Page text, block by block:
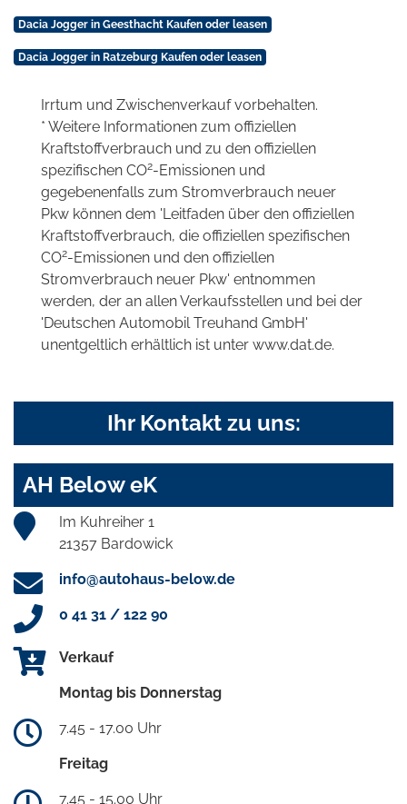
Dacia Jogger in Geesthacht Kaufen oder leasen
Dacia Jogger in Ratzeburg Kaufen oder leasen
Irrtum und Zwischenverkauf vorbehalten.
* Weitere Informationen zum offiziellen
Kraftstoffverbrauch und zu den offiziellen
spezifischen CO2-Emissionen und
gegebenenfalls zum Stromverbrauch neuer
Pkw können dem 'Leitfaden über den offiziellen
Kraftstoffverbrauch, die offiziellen spezifischen
CO2-Emissionen und den offiziellen
Stromverbrauch neuer Pkw' entnommen
werden, der an allen Verkaufsstellen und bei der
'Deutschen Automobil Treuhand GmbH'
unentgeltlich erhältlich ist unter www.dat.de.
Ihr Kontakt zu uns:
AH Below eK
Im Kuhreiher 1
21357 Bardowick
info@autohaus-below.de
0 41 31 / 122 90
Verkauf
Montag bis Donnerstag
7.45 - 17.00 Uhr
Freitag
7.45 - 15.00 Uhr